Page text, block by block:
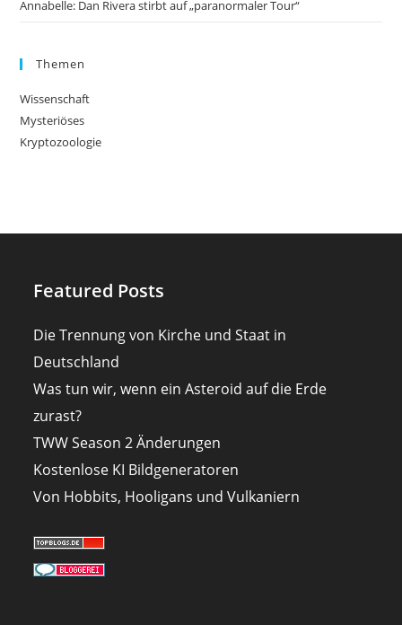
Annabelle: Dan Rivera stirbt auf „paranormaler Tour“
Themen
Wissenschaft
Mysteriöses
Kryptozoologie
Featured Posts
Die Trennung von Kirche und Staat in
Deutschland
Was tun wir, wenn ein Asteroid auf die Erde
zurast?
TWW Season 2 Änderungen
Kostenlose KI Bildgeneratoren
Von Hobbits, Hooligans und Vulkaniern